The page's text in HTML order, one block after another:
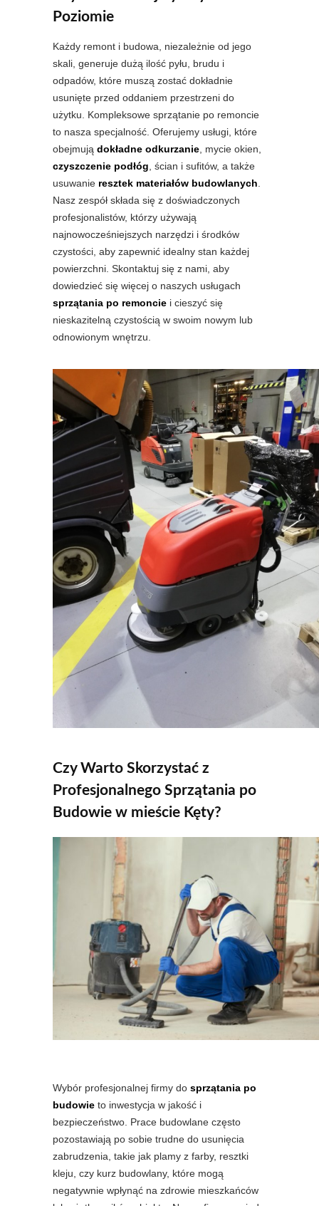
Poziomie
Każdy remont i budowa, niezależnie od jego
skali, generuje dużą ilość pyłu, brudu i
odpadów, które muszą zostać dokładnie
usunięte przed oddaniem przestrzeni do
użytku. Kompleksowe sprzątanie po remoncie
to nasza specjalność. Oferujemy usługi, które
obejmują dokładne odkurzanie , mycie okien,
czyszczenie podłóg , ścian i sufitów, a także
usuwanie resztek materiałów budowlanych
Nasz zespół składa się z doświadczonych
profesjonalistów, którzy używają
najnowocześniejszych narzędzi i środków
czystości, aby zapewnić idealny stan każdej
powierzchni. Skontaktuj się z nami, aby
dowiedzieć się więcej o naszych usługach
sprzątania po remoncie i cieszyć się
nieskazitelną czystością w swoim nowym lub
odnowionym wnętrzu.
Czy Warto Skorzystać z
Profesjonalnego Sprzątania po
Budowie w mieście Kęty?
Wybór profesjonalnej firmy do sprzątania po
budowie to inwestycja w jakość i
bezpieczeństwo. Prace budowlane często
pozostawiają po sobie trudne do usunięcia
zabrudzenia, takie jak plamy z farby, resztki
kleju, czy kurz budowlany, które mogą
negatywnie wpłynąć na zdrowie mieszkańców